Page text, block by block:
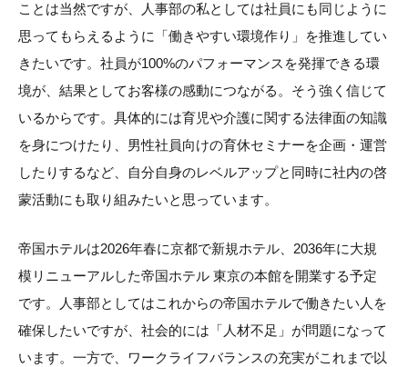
ことは当然ですが、人事部の私としては社員にも同じように
思ってもらえるように「働きやすい環境作り」を推進してい
きたいです。社員が100%のパフォーマンスを発揮できる環
境が、結果としてお客様の感動につながる。そう強く信じて
いるからです。具体的には育児や介護に関する法律面の知識
を身につけたり、男性社員向けの育休セミナーを企画・運営
したりするなど、自分自身のレベルアップと同時に社内の啓
蒙活動にも取り組みたいと思っています。
帝国ホテルは2026年春に京都で新規ホテル、2036年に大規
模リニューアルした帝国ホテル 東京の本館を開業する予定
です。人事部としてはこれからの帝国ホテルで働きたい人を
確保したいですが、社会的には「人材不足」が問題になって
います。一方で、ワークライフバランスの充実がこれまで以